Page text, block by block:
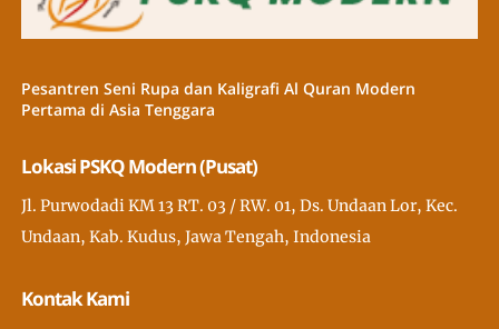
Pesantren Seni Rupa dan Kaligrafi Al Quran Modern
Pertama di Asia Tenggara
Lokasi PSKQ Modern (Pusat)
Jl. Purwodadi KM 13 RT. 03 / RW. 01, Ds. Undaan Lor, Kec.
Undaan, Kab. Kudus, Jawa Tengah, Indonesia
Kontak Kami